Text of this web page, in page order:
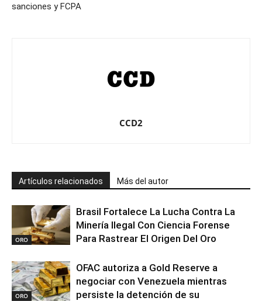
sanciones y FCPA
CCD2
Artículos relacionados Más del autor
ORO
Brasil Fortalece La Lucha Contra La
Minería Ilegal Con Ciencia Forense
Para Rastrear El Origen Del Oro
ORO
OFAC autoriza a Gold Reserve a
negociar con Venezuela mientras
persiste la detención de su